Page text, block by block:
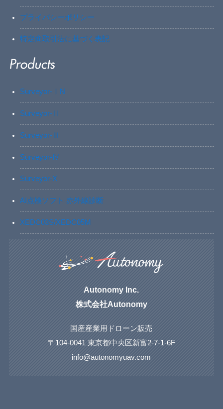
プライバシーポリシー
特定商取引法に基づく表記
Surveyor-ⅠN
Surveyor-Ⅱ
Surveyor-Ⅲ
Surveyor-Ⅳ
Surveyor-X
AI点検ソフト 赤外線診断
XEDC03S/XEDC05M
Autonomy Inc.
株式会社Autonomy
国産産業用ドローン販売
〒104-0041 東京都中央区新富2-7-1-6F
info@autonomyuav.com